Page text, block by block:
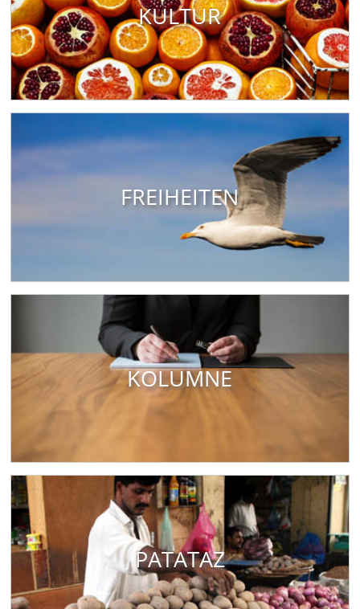
KULTUR
FREIHEITEN
KOLUMNE
PATATAZ